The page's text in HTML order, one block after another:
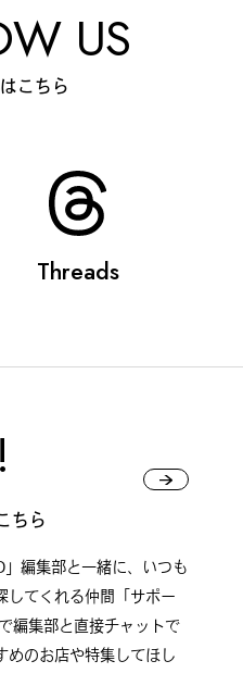
きな店
かない海外旅
探訪
US
こちら
Threads
ちら
編集部と一緒に、いつも
してくれる仲間「サポー
編集部と直接チャットで
めのお店や特集してほし